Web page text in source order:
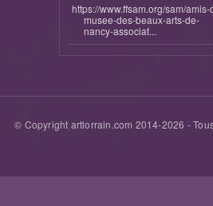
https://www.ffsam.org/sam/amis-
musee-des-beaux-arts-de-
nancy-associat...
© Copyright artlorrain.com 2014-2026 -